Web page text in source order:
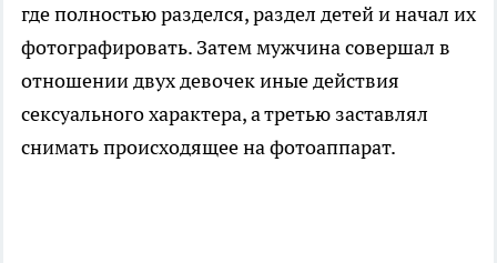
где полностью разделся, раздел детей и начал их
фотографировать. Затем мужчина совершал в
отношении двух девочек иные действия
сексуального характера, а третью заставлял
снимать происходящее на фотоаппарат.